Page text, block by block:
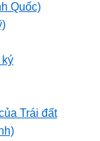
Quốc)
ký
Trái đất